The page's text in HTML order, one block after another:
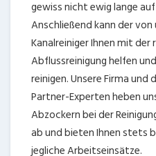
gewiss nicht ewig lange
Anschließend kann der
Kanalreiniger Ihnen mit
Abflussreinigung helfen
reinigen. Unsere Firma
Partner-Experten heben
Abzockern bei der
ab und bieten Ihnen stets
jegliche Arbeitseinsätze.